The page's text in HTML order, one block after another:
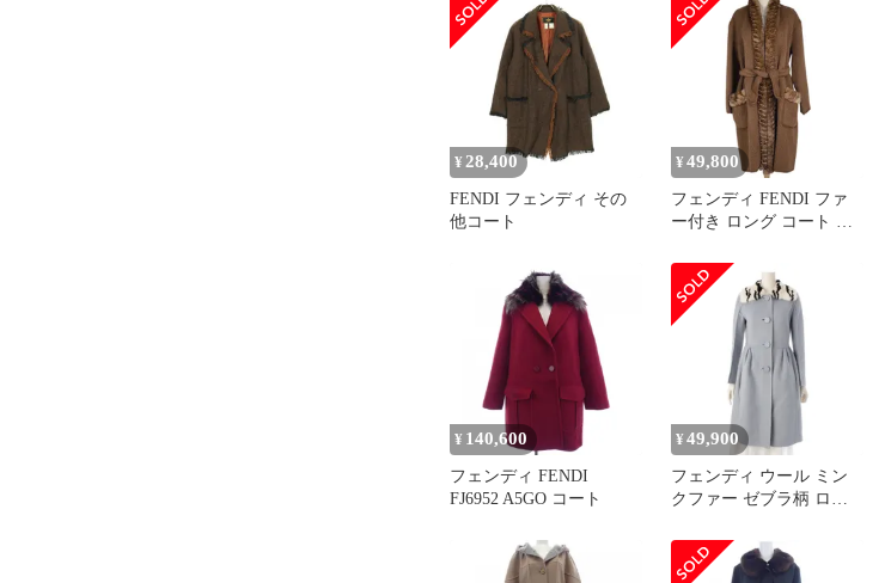
¥ 28,400
FENDI フェンディ その
他コート
¥ 49,800
フェンディ FENDI ファ
ー付き ロング コート ノ
他コート ブラウン レデ
ィース 【中古】
¥ 140,600
フェンディ FENDI
FJ6952 A5GO コート
¥ 49,900
フェンディ ウール ミン
クファー ゼブラ柄 ロン
FF8372 ライトブルー
38【中古】